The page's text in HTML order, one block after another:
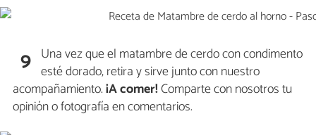
9 Una vez que el matambre de cerdo con condimento
esté dorado, retira y sirve junto con nuestro
acompañamiento.¡A comer!Comparte con nosotros tu
opinión o fotografía en comentarios.